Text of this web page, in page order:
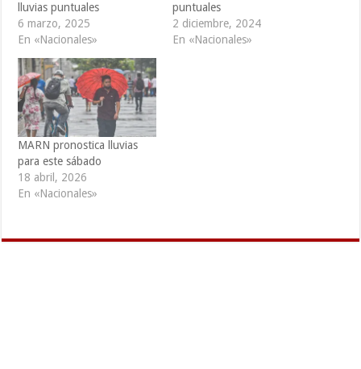
lluvias puntuales
6 marzo, 2025
En «Nacionales»
puntuales
2 diciembre, 2024
En «Nacionales»
MARN pronostica lluvias
para este sábado
18 abril, 2026
En «Nacionales»